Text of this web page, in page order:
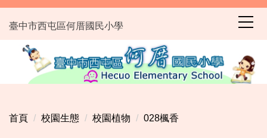
跳
到
主
臺中市西屯區何厝國民小學
首頁 校園生態 校園植物 028楓香